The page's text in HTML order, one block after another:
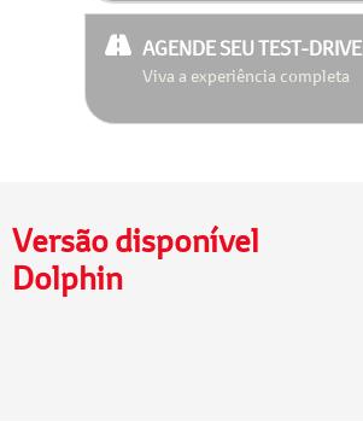
AGENDE SEU TEST-DRIVE
Viva a experiência completa
Versão disponível
Dolphin